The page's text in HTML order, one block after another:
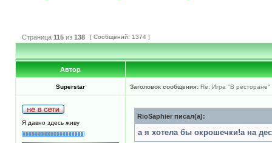
Страница 115 из 138 [ Сообщений: 1374 ]
Автор
Superstar Заголовок сообщения: Re: Игра "В ресторане"
Я давно здесь живу
RioSaphier писал(а):
а я хотела бы окрошечки!а на